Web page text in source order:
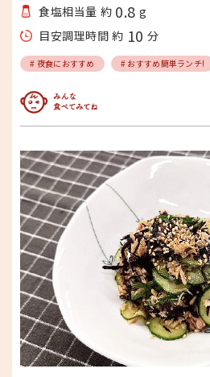
食塩相当量 約 0.8 g
目安調理時間 約 10 分
# 夜食におすすめ # おすすめ簡単ランチ!
みんな食べてみてね